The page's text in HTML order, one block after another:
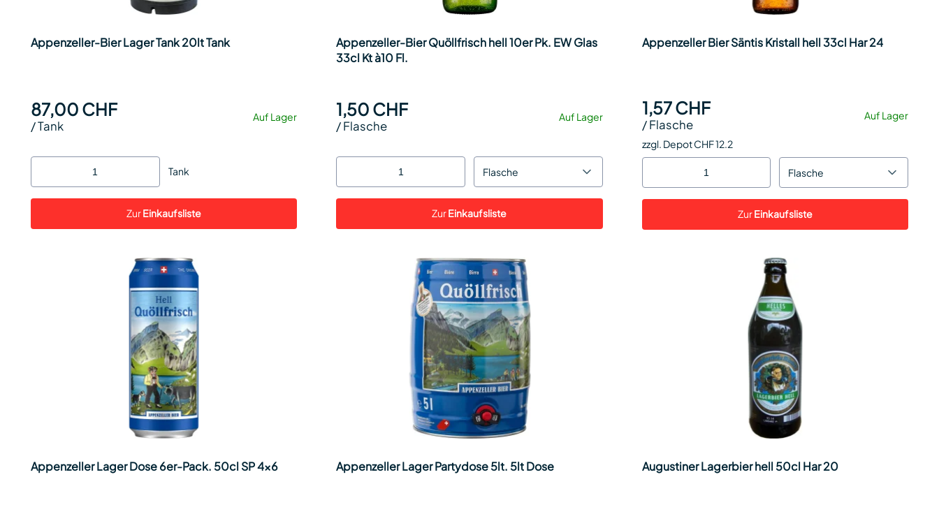
Appenzeller-Bier Lager Tank 20lt Tank
Auf Lager
87,00 CHF
/Tank
Tank
ZurEinkaufsliste
Appenzeller-Bier Quöllfrisch hell 10er Pk. EW Glas
33cl Kt à10 Fl.
Auf Lager
1,50 CHF
/Flasche
Flasche
ZurEinkaufsliste
Appenzeller Bier Säntis Kristall hell 33cl Har 24
Auf Lager
1,57 CHF
/Flasche
zzgl. Depot CHF 12.2
Flasche
ZurEinkaufsliste
Appenzeller Lager Dose 6er-Pack. 50cl SP 4x6 Appenzeller Lager Partydose 5lt. 5lt Dose Augustiner Lagerbier hell 50cl Har 20